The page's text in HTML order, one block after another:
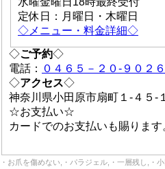
定休日：月曜日・木曜日
◇メニュー・料金詳細◇
◇ご予約◇
電話： ０４６５－２０-９０２６
◇アクセス◇
神奈川県小田原市扇町１-４
☆お支払い☆
カードでのお支払いも賜ります
・お爪を傷めない,・パラジェル,・一層残し,・